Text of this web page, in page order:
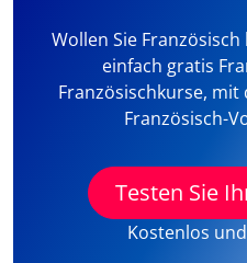
Wollen Sie
einfach gratis
Französischkurse, mit
Französisch-
Testen Sie
Kostenlos